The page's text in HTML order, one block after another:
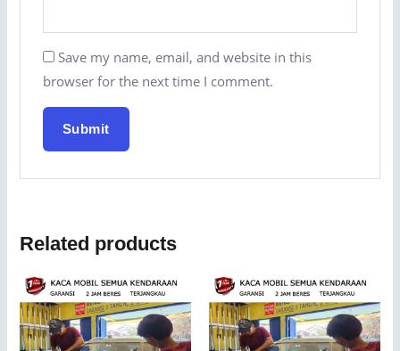
Save my name, email, and website in this
browser for the next time I comment.
Related products